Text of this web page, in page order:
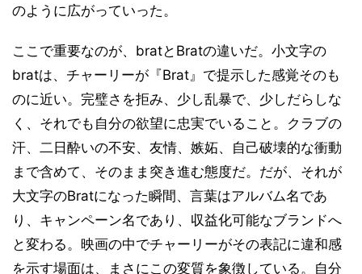
のように広がっていった。
ここで重要なのが、bratとBratの違いだ。小文字の
bratは、チャーリーが『Brat』で提示した感覚そのも
のに近い。完璧さを拒み、少し乱暴で、少しだらしな
く、それでも自分の欲望に忠実でいること。クラブの
汗、二日酔いの不安、友情、嫉妬、自己破壊的な衝動
まで含めて、そのまま突き進む態度だ。だが、それが
大文字のBratになった瞬間、言葉はアルバム名であ
り、キャンペーン名であり、収益化可能なブランドへ
と変わる。映画の中でチャーリーがその表記に違和感
を示す場面は、まさにこの変質を象徴している。自分